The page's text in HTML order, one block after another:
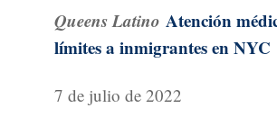
Queens Latino Atención
límites a inmigrantes en NYC
7 de julio de 2022